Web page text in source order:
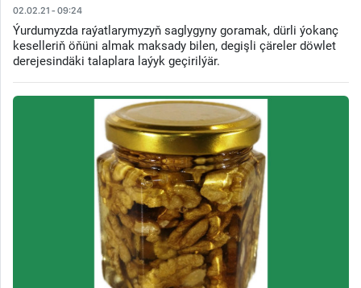
02.02.21 - 09:24
Ýurdumyzda raýatlarymyzyň saglygyny goramak, dürli ýokanç
keselleriň öňüni almak maksady bilen, degişli çäreler döwlet
derejesindäki talaplara laýyk geçirilýär.